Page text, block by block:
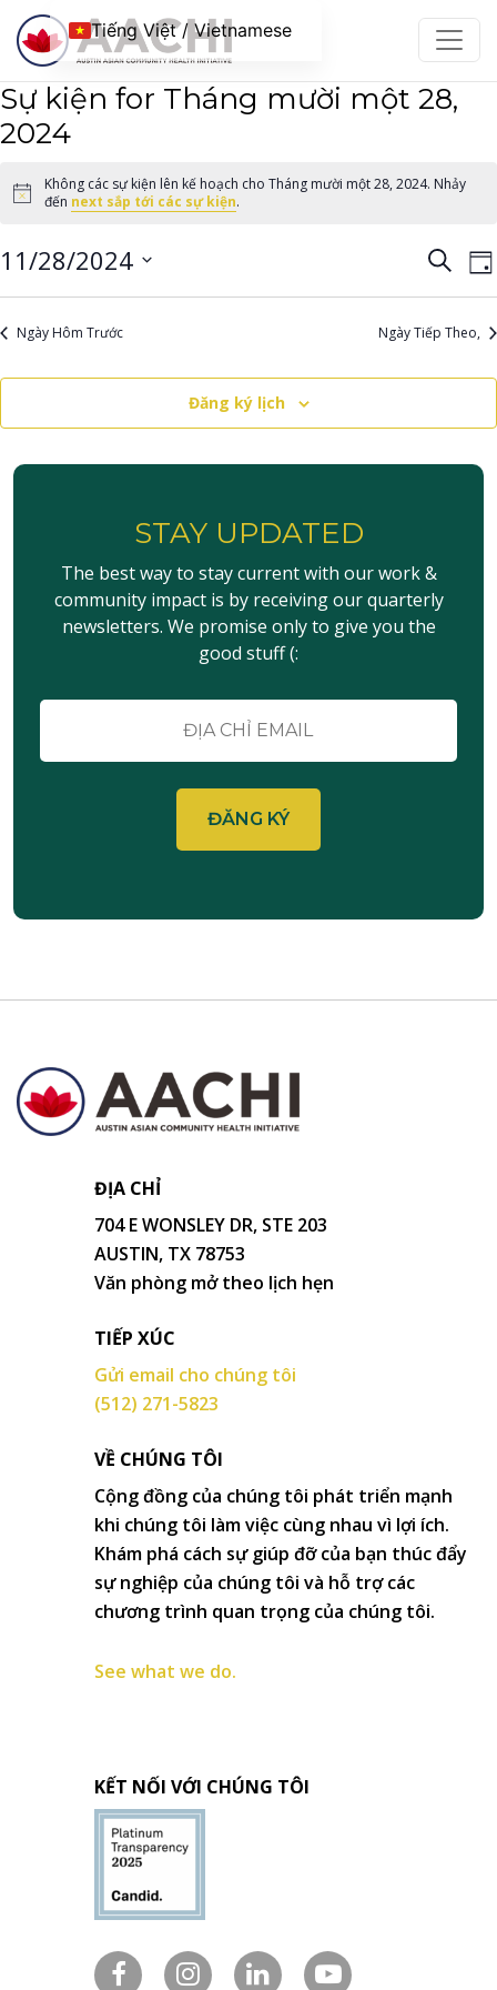
Chuyển đến nội dung
Sự kiện for Tháng mười một 28,
2024
Notice
Không các sự kiện lên kế hoạch cho Tháng mười một 28, 2024. Nhảy
đến next sắp tới các sự kiện.
Điều
chế
và
tìm
kiện
Tìm
11/28/2024
Chọn
ngày.Ngày Hôm Trước Ngày Tiếp Theo,
Đăng ký lịch
STAY UPDATED
The best way to stay current with our work &
community impact is by receiving our quarterly
newsletters. We promise only to give you the
good stuff (:
mail
ĐỊA CHỈ
704 E WONSLEY DR, STE 203
AUSTIN, TX 78753
Văn phòng mở theo lịch hẹn
TIẾP XÚC
Gửi email cho chúng tôi
(512) 271-5823
VỀ CHÚNG TÔI
Cộng đồng của chúng tôi phát triển mạnh
khi chúng tôi làm việc cùng nhau vì lợi ích.
Khám phá cách sự giúp đỡ của bạn thúc đẩy
sự nghiệp của chúng tôi và hỗ trợ các
chương trình quan trọng của chúng tôi.
See what we do.
KẾT NỐI VỚI CHÚNG TÔI
Tiếng Việt / Vietnamese